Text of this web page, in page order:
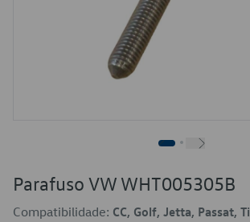
Parafuso VW WHT005305B
Compatibilidade: CC, Golf, Jetta, Passat,